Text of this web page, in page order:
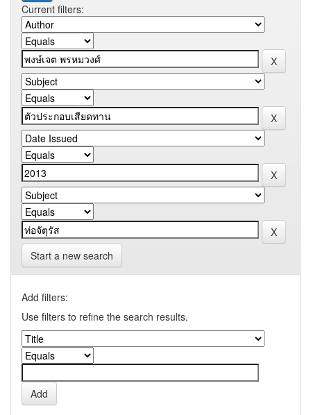
Current filters:
Start a new search
Add filters:
Use filters to refine the search results.